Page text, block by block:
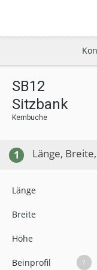
SB12
Sitzbank
Kernbuche
1 Länge,
Länge
Breite
Höhe
Beinprofil ?